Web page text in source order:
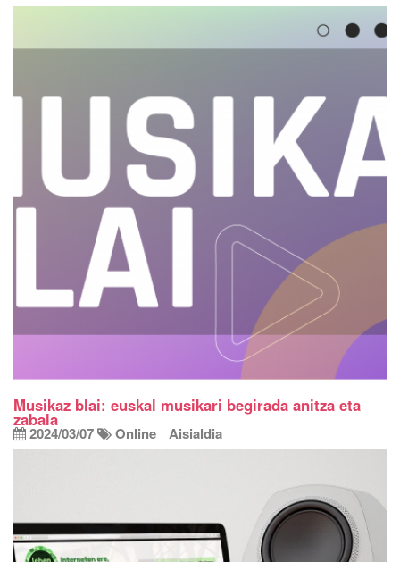
Musikaz blai: euskal musikari begirada anitza eta
zabala
2024/03/07 Online Aisialdia